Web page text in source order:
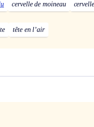
cervelle de moineau
tête en l’air